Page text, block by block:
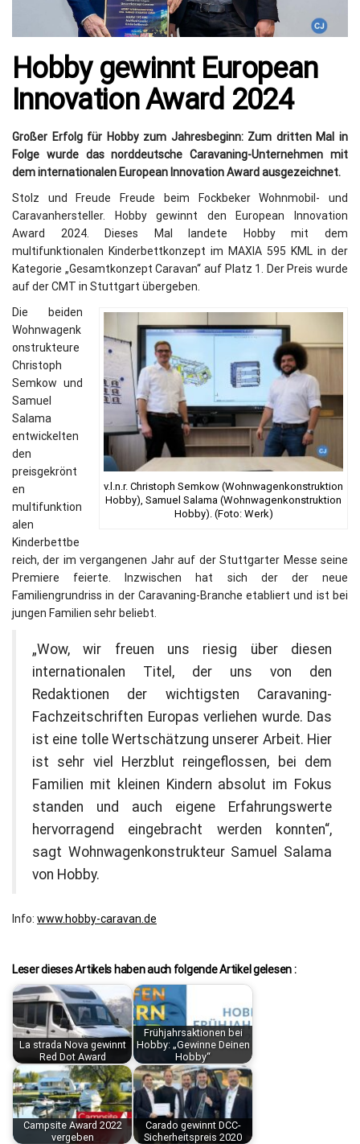
Hobby gewinnt European
Innovation Award 2024
Großer Erfolg für Hobby zum Jahresbeginn: Zum dritten Mal in
Folge wurde das norddeutsche Caravaning-Unternehmen mit
dem internationalen European Innovation Award ausgezeichnet.
Stolz und Freude Freude beim Fockbeker Wohnmobil- und
Caravanhersteller. Hobby gewinnt den European Innovation
Award 2024. Dieses Mal landete Hobby mit dem
multifunktionalen Kinderbettkonzept im MAXIA 595 KML in der
Kategorie „Gesamtkonzept Caravan“ auf Platz 1. Der Preis wurde
auf der CMT in Stuttgart übergeben.
v.l.n.r. Christoph Semkow (Wohnwagenkonstruktion
Hobby), Samuel Salama (Wohnwagenkonstruktion
Hobby). (Foto: Werk)
Die beiden
Wohnwagenk
onstrukteure
Christoph
Semkow und
Samuel
Salama
entwickelten
den
preisgekrönt
en
multifunktion
alen
Kinderbettbe
reich, der im vergangenen Jahr auf der Stuttgarter Messe seine
Premiere feierte. Inzwischen hat sich der der neue
Familiengrundriss in der Caravaning-Branche etabliert und ist bei
jungen Familien sehr beliebt.
„Wow, wir freuen uns riesig über diesen
internationalen Titel, der uns von den
Redaktionen der wichtigsten Caravaning-
Fachzeitschriften Europas verliehen wurde. Das
ist eine tolle Wertschätzung unserer Arbeit. Hier
ist sehr viel Herzblut reingeflossen, bei dem
Familien mit kleinen Kindern absolut im Fokus
standen und auch eigene Erfahrungswerte
hervorragend eingebracht werden konnten“,
sagt Wohnwagenkonstrukteur Samuel Salama
von Hobby.
Info: www.hobby-caravan.de
Leser dieses Artikels haben auch folgende Artikel gelesen :
La strada Nova gewinnt
Red Dot Award
Frühjahrsaktionen bei
Hobby: „Gewinne Deinen
Hobby“
Campsite Award 2022
vergeben
Carado gewinnt DCC-
Sicherheitspreis 2020